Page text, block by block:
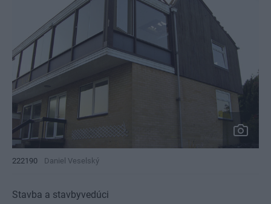
222190 Daniel Veselský
Stavba a stavbyvedúci